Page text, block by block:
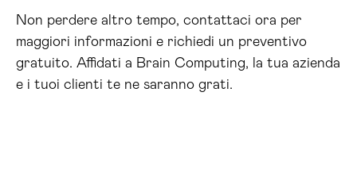
Non perdere altro tempo, contattaci ora per
maggiori informazioni e richiedi un preventivo
gratuito. Affidati a Brain Computing, la tua azienda
e i tuoi clienti te ne saranno grati.